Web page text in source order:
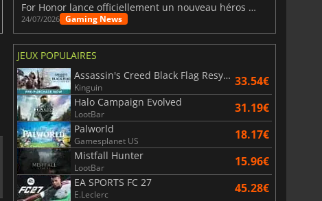
For Honor lance officiellement un nouveau héros nommé Arakure
24/07/2026 Gaming News
JEUX POPULAIRES
Assassin's Creed Black Flag Resynced
Kinguin 33.54€
Halo Campaign Evolved
LootBar 31.19€
Palworld
Gamesplanet US 18.17€
Mistfall Hunter
LootBar 15.96€
EA SPORTS FC 27
E.Leclerc 45.28€